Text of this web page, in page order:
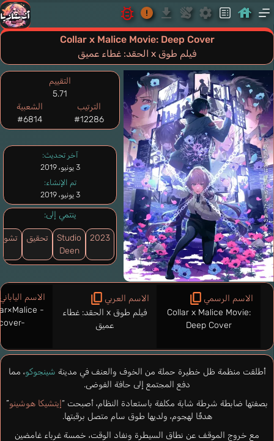
Collar x Malice Movie: Deep Cover
فيلم طوق x الحقد: غطاء عميق
آخر تحديث:
3 يونيو، 2019
تم الإنشاء:
3 يونيو، 2019
ينتمي إلى:
2023
Studio
Deen
تحقيق
أطلقت منظمة ظل خطيرة حملة من الخوف والعنف في مدينة شينجوكو، مما
دفع المجتمع إلى حافة الفوضى.
بصفتها ضابطة شرطة شابة مكلفة باستعادة النظام، أصبحت “إيتشيكا هوشينو”
هدفًا لهجوم، ولديها طوق سام متصل برقبتها.
مع خروج الموقف عن نطاق السيطرة ونفاد الوقت، خمسة غرباء غامضين
الاسم الرسمي
Collar x Malice Movie:
Deep Cover
الاسم العربي
فيلم طوق x الحقد: غطاء
عميق
الاسم الياباني
-
التقييم
5.71
الترتيب
#12286
الشعبية
#6814